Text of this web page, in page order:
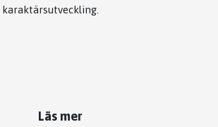
Läs mer